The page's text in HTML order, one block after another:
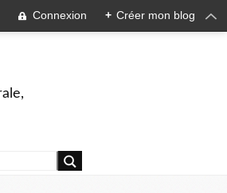
Connexion + Créer mon blog